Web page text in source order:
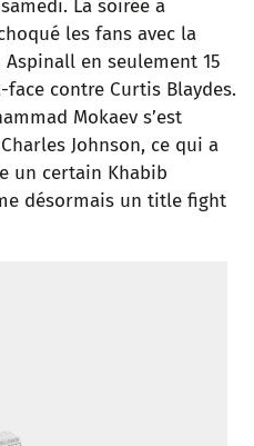
e
s
t
I
n
La soirée a
les fans avec la
en seulement 15
contre Curtis Blaydes.
Mokaev s’est
Johnson, ce qui a
un certain Khabib
désormais un title fight